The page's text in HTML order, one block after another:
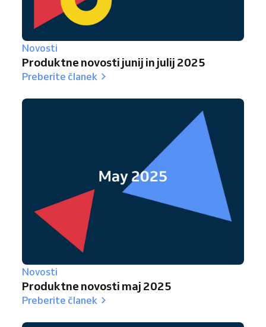
Novosti
Produktne novosti junij in julij 2025
Preberite članek
Novosti
Produktne novosti maj 2025
Preberite članek